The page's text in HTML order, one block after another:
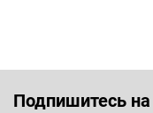
Подпишитесь